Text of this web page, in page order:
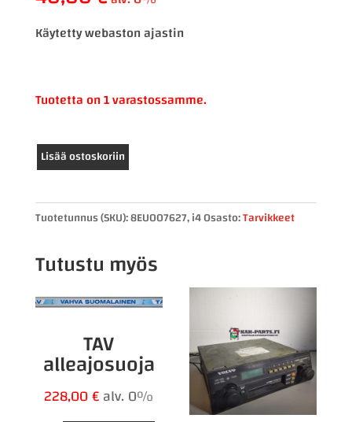
Käytetty webaston ajastin
Tuotetta on 1 varastossamme.
Webasto
ajastin
määrä
Lisää ostoskoriin
Tuotetunnus (SKU):8EU007627, i4Osasto:Tarvikkeet
Tutustu myös
TAV
alleajosuoja
228,00€alv. 0%